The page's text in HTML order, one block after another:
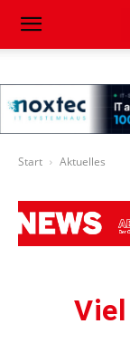
Start Aktuelles